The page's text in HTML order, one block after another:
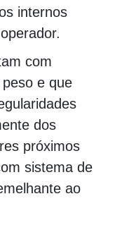
internos
com
e que
dos
próximos
sistema de
ao